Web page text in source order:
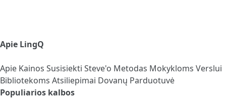
Apie LingQ
Apie Kainos Susisiekti Steve'o Metodas Mokykloms Verslui
Bibliotekoms Atsiliepimai Dovanų Parduotuvė
Populiarios kalbos